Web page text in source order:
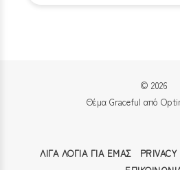
© 2026
Θέμα Graceful από
ΛΊΓΑ ΛΌΓΙΑ ΓΙΑ ΕΜΆΣ